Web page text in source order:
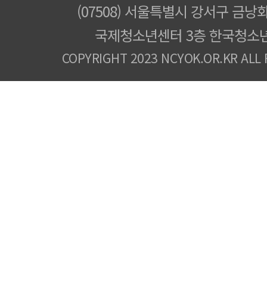
(07508) 서울특별시 강서구 금낭
국제청소년센터 3층 한국청소
COPYRIGHT 2023 NCYOK.OR.KR ALL